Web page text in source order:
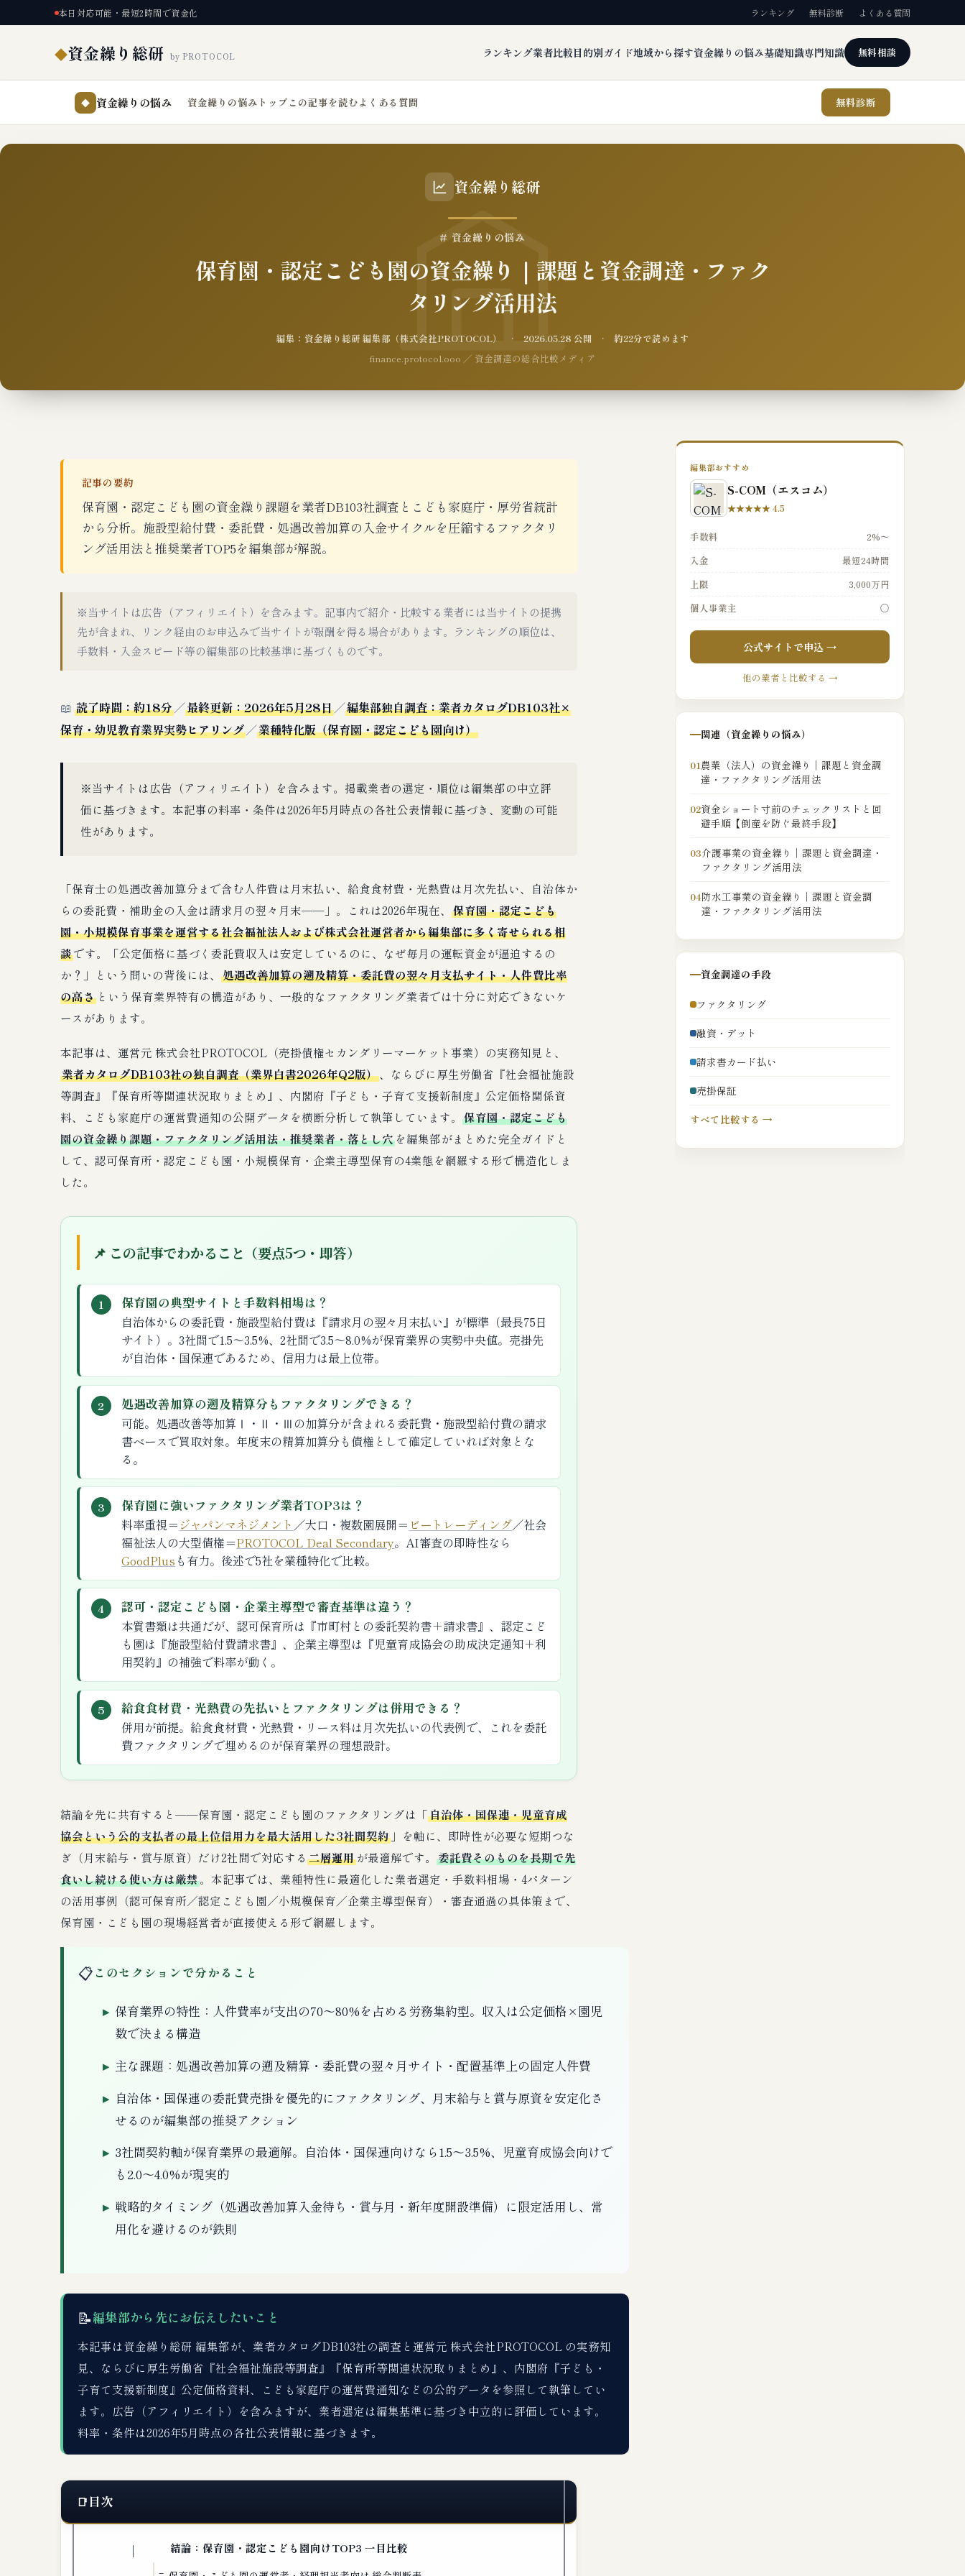
本日対応可能・最短2時間で資金化 ランキング 無料診断 よくある質問
◆資金繰り総研 by PROTOCOL ランキング業者比較目的別ガイド地域から探す資金繰りの悩み基礎知識専門知識 無料相談
◆ 資金繰りの悩み 資金繰りの悩みトップ この記事を読むよくある質問 無料診断
資金繰り総研
# 資金繰りの悩み
保育園・認定こども園の資金繰り｜課題と資金調達・ファク
タリング活用法
編集：資金繰り総研 編集部（株式会社PROTOCOL） · 2026.05.28 公開 · 約22分で読めます
finance.protocol.ooo ／ 資金調達の総合比較メディア
記事の要約
保育園・認定こども園の資金繰り課題を業者DB103社調査とこども家庭庁・厚労省統計
から分析。施設型給付費・委託費・処遇改善加算の入金サイクルを圧縮するファクタリ
ング活用法と推奨業者TOP5を編集部が解説。
※当サイトは広告（アフィリエイト）を含みます。記事内で紹介・比較する業者には当サイトの提携
先が含まれ、リンク経由のお申込みで当サイトが報酬を得る場合があります。ランキングの順位は、
手数料・入金スピード等の編集部の比較基準に基づくものです。
📖 読了時間：約18分／最終更新：2026年5月28日／編集部独自調査：業者カタログDB103社×
保育・幼児教育業界実勢ヒアリング／業種特化版（保育園・認定こども園向け）
※当サイトは広告（アフィリエイト）を含みます。掲載業者の選定・順位は編集部の中立評
価に基づきます。本記事の料率・条件は2026年5月時点の各社公表情報に基づき、変動の可能
性があります。
「保育士の処遇改善加算分まで含む人件費は月末払い、給食食材費・光熱費は月次先払い、自治体か
らの委託費・補助金の入金は請求月の翌々月末──」。これは2026年現在、 保育園・認定こども
園・小規模保育事業を運営する社会福祉法人および株式会社運営者から編集部に多く寄せられる相
談です。「公定価格に基づく委託費収入は安定しているのに、なぜ毎月の運転資金が逼迫するの
か？」という問いの背後には、 処遇改善加算の遡及精算・委託費の翌々月支払サイト・人件費比率
の高さ という保育業界特有の構造があり、一般的なファクタリング業者では十分に対応できないケ
ースがあります。
本記事は、運営元 株式会社PROTOCOL（売掛債権セカンダリーマーケット事業）の実務知見と、
業者カタログDB103社の独自調査（業界白書2026年Q2版）、ならびに厚生労働省『社会福祉施設
等調査』『保育所等関連状況取りまとめ』、内閣府『子ども・子育て支援新制度』公定価格関係資
料、こども家庭庁の運営費通知の公開データを横断分析して執筆しています。
保育園・認定こども
園の資金繰り課題・ファクタリング活用法・推奨業者・落とし穴 を編集部がまとめた完全ガイドと
して、認可保育所・認定こども園・小規模保育・企業主導型保育の4業態を網羅する形で構造化しま
した。
📌 この記事でわかること（要点5つ・即答）
1
保育園の典型サイトと手数料相場は？
自治体からの委託費・施設型給付費は『請求月の翌々月末払い』が標準（最長75日
サイト）。3社間で1.5〜3.5%、2社間で3.5〜8.0%が保育業界の実勢中央値。売掛先
が自治体・国保連であるため、信用力は最上位帯。
2
処遇改善加算の遡及精算分もファクタリングできる？
可能。処遇改善等加算Ⅰ・Ⅱ・Ⅲの加算分が含まれる委託費・施設型給付費の請求
書ベースで買取対象。年度末の精算加算分も債権として確定していれば対象とな
る。
3
保育園に強いファクタリング業者TOP3は？
料率重視＝ジャパンマネジメント ／大口・複数園展開＝ ビートレーディング／社会
福祉法人の大型債権＝PROTOCOL Deal Secondary。AI審査の即時性なら
GoodPlus も有力。後述で5社を業種特化で比較。
4
認可・認定こども園・企業主導型で審査基準は違う？
本質書類は共通だが、認可保育所は『市町村との委託契約書＋請求書』、認定こど
も園は『施設型給付費請求書』、企業主導型は『児童育成協会の助成決定通知＋利
用契約』の補強で料率が動く。
5
給食食材費・光熱費の先払いとファクタリングは併用できる？
併用が前提。給食食材費・光熱費・リース料は月次先払いの代表例で、これを委託
費ファクタリングで埋めるのが保育業界の理想設計。
結論を先に共有すると──保育園・認定こども園のファクタリングは「自治体・国保連・児童育成
協会という公的支払者の最上位信用力を最大活用した3社間契約 」を軸に、即時性が必要な短期つな
ぎ（月末給与・賞与原資）だけ2社間で対応する 二層運用が最適解です。
委託費そのものを長期で先
食いし続ける使い方は厳禁。本記事では、業種特性に最適化した業者選定・手数料相場・4パターン
の活用事例（認可保育所／認定こども園／小規模保育／企業主導型保育）・審査通過の具体策まで、
保育園・こども園の現場経営者が直接使える形で網羅します。
📋 このセクションで分かること
保育業界の特性：人件費率が支出の70〜80%を占める労務集約型。収入は公定価格×園児
数で決まる構造
主な課題：処遇改善加算の遡及精算・委託費の翌々月サイト・配置基準上の固定人件費
自治体・国保連の委託費売掛を優先的にファクタリング、月末給与と賞与原資を安定化さ
せるのが編集部の推奨アクション
3社間契約軸が保育業界の最適解。自治体・国保連向けなら1.5〜3.5%、児童育成協会向けで
も2.0〜4.0%が現実的
戦略的タイミング（処遇改善加算入金待ち・賞与月・新年度開設準備）に限定活用し、常
用化を避けるのが鉄則
📝編集部から先にお伝えしたいこと
本記事は資金繰り総研 編集部が、業者カタログDB103社の調査と運営元 株式会社PROTOCOL の実務知
見、ならびに厚生労働省『社会福祉施設等調査』『保育所等関連状況取りまとめ』、内閣府『子ども・
子育て支援新制度』公定価格資料、こども家庭庁の運営費通知などの公的データを参照して執筆してい
ます。広告（アフィリエイト）を含みますが、業者選定は編集基準に基づき中立的に評価しています。
料率・条件は2026年5月時点の各社公表情報に基づきます。
目次
結論：保育園・認定こども園向けTOP3 一目比較
編集部おすすめ
S-COM（エスコム）
★★★★★ 4.5
手数料
2%〜
入金
最短24時間
上限
3,000万円
個人事業主
○
公式サイトで申込 →
他の業者と比較する →
関連（資金繰りの悩み）
01農業（法人）の資金繰り｜課題と資金調
達・ファクタリング活用法
02資金ショート寸前のチェックリストと回
避手順【倒産を防ぐ最終手段】
03介護事業の資金繰り｜課題と資金調達・
ファクタリング活用法
04防水工事業の資金繰り｜課題と資金調
達・ファクタリング活用法
資金調達の手段
ファクタリング
融資・デット
請求書カード払い
売掛保証
すべて比較する →